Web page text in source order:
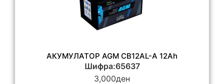
АКУМУЛАТОР AGM CB12AL-A 12Ah
Шифра:65637
3,000ден